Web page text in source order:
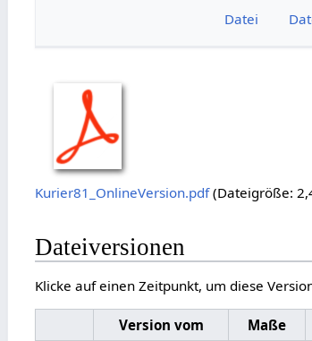
Datei
Kurier81_OnlineVersion.pdf (Dateigröße:
Dateiversionen
Klicke auf einen Zeitpunkt, um diese
Version vom Maße